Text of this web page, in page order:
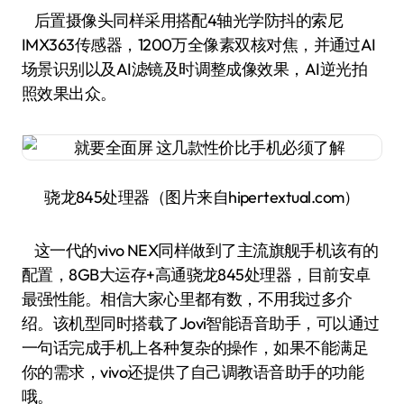
后置摄像头同样采用搭配4轴光学防抖的索尼
IMX363传感器，1200万全像素双核对焦，并通过AI
场景识别以及AI滤镜及时调整成像效果，AI逆光拍
照效果出众。
骁龙845处理器（图片来自hipertextual.com）
这一代的vivo NEX同样做到了主流旗舰手机该有的
配置，8GB大运存+高通骁龙845处理器，目前安卓
最强性能。相信大家心里都有数，不用我过多介
绍。该机型同时搭载了Jovi智能语音助手，可以通过
一句话完成手机上各种复杂的操作，如果不能满足
你的需求，vivo还提供了自己调教语音助手的功能
哦。